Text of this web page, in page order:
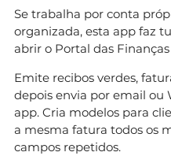
Se trabalha por conta
organizada, esta app faz
abrir o Portal das
Emite recibos verdes,
depois envia por email
app. Cria modelos para
a mesma fatura todos os
campos repetidos.